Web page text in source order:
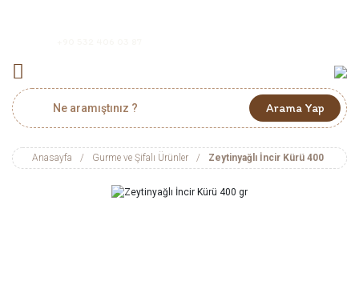
Arama Yap
Anasayfa Gurme ve Şifalı Ürünler Zeytinyağlı İncir Kürü 400 gr